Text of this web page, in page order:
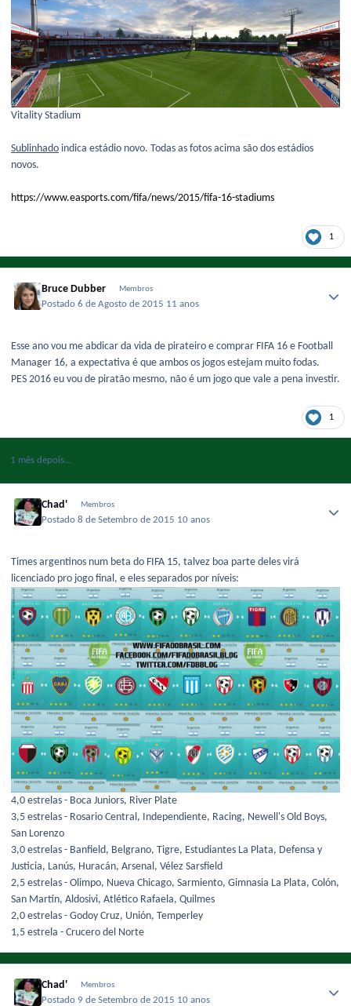
Vitality Stadium
Sublinhado indica estádio novo. Todas as fotos acima são dos estádios
novos.
https://www.easports.com/fifa/news/2015/fifa-16-stadiums
1
Bruce Dubber Membros
Postado6 de Agosto de 2015 11 anos
Esse ano vou me abdicar da vida de pirateiro e comprar FIFA 16 e Football
Manager 16, a expectativa é que ambos os jogos estejam muito fodas.
PES 2016 eu vou de piratão mesmo, não é um jogo que vale a pena investir.
1
1 mês depois...
Chad' Membros
Postado8 de Setembro de 2015 10 anos
Times argentinos num beta do FIFA 15, talvez boa parte deles virá
licenciado pro jogo final, e eles separados por níveis:
4,0 estrelas - Boca Juniors, River Plate
3,5 estrelas - Rosario Central, Independiente, Racing, Newell's Old Boys,
San Lorenzo
3,0 estrelas - Banfield, Belgrano, Tigre, Estudiantes La Plata, Defensa y
Justicia, Lanús, Huracán, Arsenal, Vélez Sarsfield
2,5 estrelas - Olimpo, Nueva Chicago, Sarmiento, Gimnasia La Plata, Colón,
San Martín, Aldosivi, Atlético Rafaela, Quilmes
2,0 estrelas - Godoy Cruz, Unión, Temperley
1,5 estrela - Crucero del Norte
Chad' Membros
Postado 9 de Setembro de 2015 10 anos